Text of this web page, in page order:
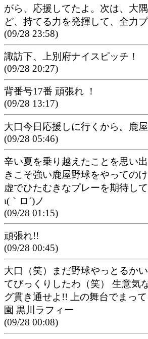
がら、応援してたよ。次は、大
ど、持てる力を発揮して、全力
(09/28 23:58)
諏訪下、上別府ナイスピッチ！
(09/28 20:27)
背番号17番 頑張れ ！
(09/28 13:17)
大口今日応援しに行くから。鹿
(09/28 05:46)
辛い夏を乗り越えたことを思い
きこそ強い鹿屋野球をやっての
虚でひたむきなプレーを期待し
ι(｀ロ´)ノ
(09/28 01:15)
頑張れ!!
(09/28 00:45)
大口（笑）まだ野球やっとるか
てびっくりしたわ（笑） 生意気
グ貫き通せよ!! 上の舞台でまっ
園 黒川ラフィー
(09/28 00:08)